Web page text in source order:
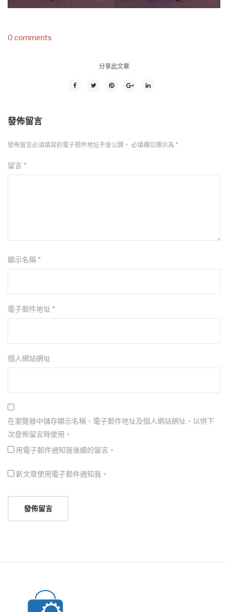
0 comments
分享此文章
發佈留言
發佈留言必須填寫的電子郵件地址不會公開。 必填欄位標示為 *
留言 *
顯示名稱 *
電子郵件地址 *
個人網站網址
在瀏覽器中儲存顯示名稱、電子郵件地址及個人網站網址，以供下
次發佈留言時使用。
用電子郵件通知我後續的留言。
新文章使用電子郵件通知我。